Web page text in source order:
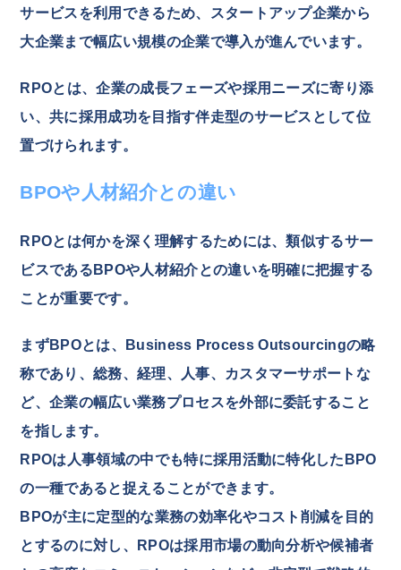
サービスを利用できるため、スタートアップ企業から
大企業まで幅広い規模の企業で導入が進んでいます。
RPOとは、企業の成長フェーズや採用ニーズに寄り添
い、共に採用成功を目指す伴走型のサービスとして位
置づけられます。
BPOや人材紹介との違い
RPOとは何かを深く理解するためには、類似するサー
ビスであるBPOや人材紹介との違いを明確に把握する
ことが重要です。
まずBPOとは、Business Process Outsourcingの略
称であり、総務、経理、人事、カスタマーサポートな
ど、企業の幅広い業務プロセスを外部に委託すること
を指します。
RPOは人事領域の中でも特に採用活動に特化したBPO
の一種であると捉えることができます。
BPOが主に定型的な業務の効率化やコスト削減を目的
とするのに対し、RPOは採用市場の動向分析や候補者